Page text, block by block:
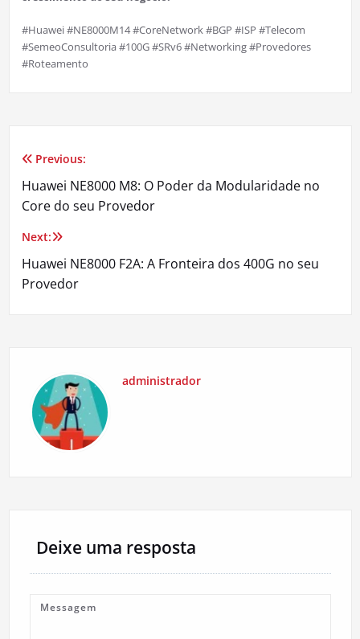
#Huawei #NE8000M14 #CoreNetwork #BGP #ISP #Telecom
#SemeoConsultoria #100G #SRv6 #Networking #Provedores
#Roteamento
Navegação
de
Post
Previous:
Huawei NE8000 M8: O Poder da Modularidade no
Core do seu Provedor
Next:
Huawei NE8000 F2A: A Fronteira dos 400G no seu
Provedor
administrador
Deixe uma resposta